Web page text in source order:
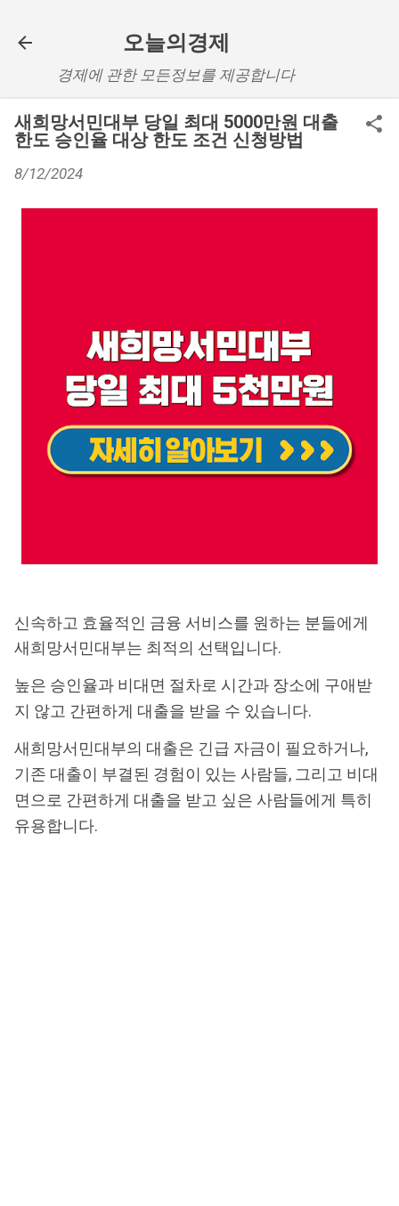
오늘의경제
경제에 관한 모든정보를 제공합니다
새희망서민대부 당일 최대 5000만원 대출
한도 승인율 대상 한도 조건 신청방법
8/12/2024
신속하고 효율적인 금융 서비스를 원하는 분들에게
새희망서민대부는 최적의 선택입니다.
높은 승인율과 비대면 절차로 시간과 장소에 구애받
지 않고 간편하게 대출을 받을 수 있습니다.
새희망서민대부의 대출은 긴급 자금이 필요하거나,
기존 대출이 부결된 경험이 있는 사람들, 그리고 비대
면으로 간편하게 대출을 받고 싶은 사람들에게 특히
유용합니다.